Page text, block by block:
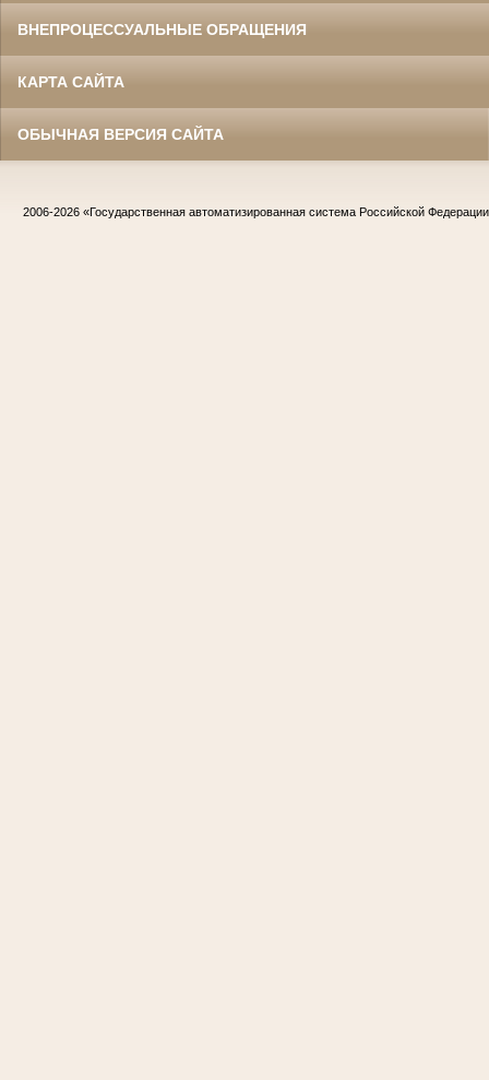
ВНЕПРОЦЕССУАЛЬНЫЕ ОБРАЩЕНИЯ
КАРТА САЙТА
ОБЫЧНАЯ ВЕРСИЯ САЙТА
2006-2026 «Государственная автоматизированная система Российской